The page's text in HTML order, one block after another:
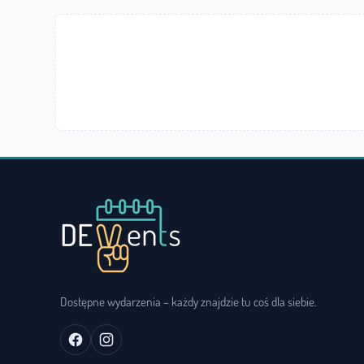
Dostępne wydarzenia – każdy znajdzie tu coś dla siebie.